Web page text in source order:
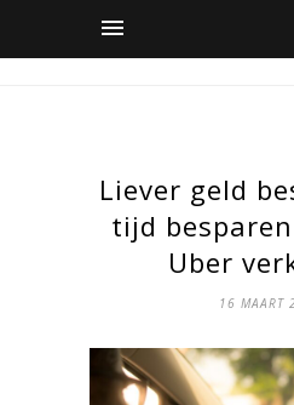
Liever geld
tijd
Uber
16 MAART